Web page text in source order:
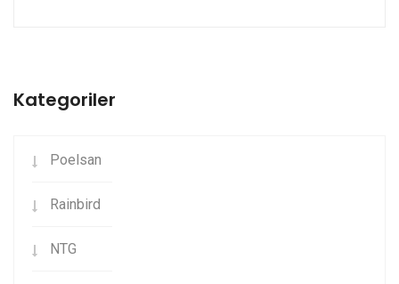
Kategoriler
Poelsan
Rainbird
NTG